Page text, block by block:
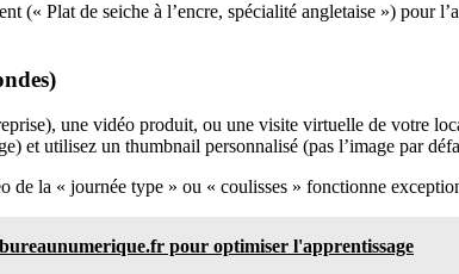
(« Plat de seiche à l’encre, spécialité angletaise »)
une vidéo produit, ou une visite virtuelle de votre
et utilisez un thumbnail personnalisé (pas l’image par
de la « journée type » ou « coulisses » fonctionne
pour optimiser l'apprentissage